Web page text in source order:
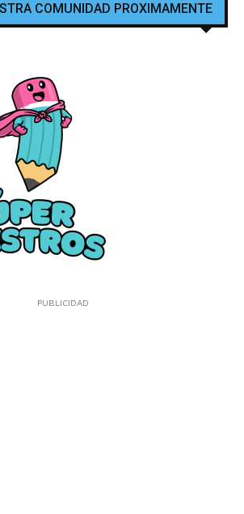
COMUNIDAD PROXIMAMENTE
PUBLICIDAD